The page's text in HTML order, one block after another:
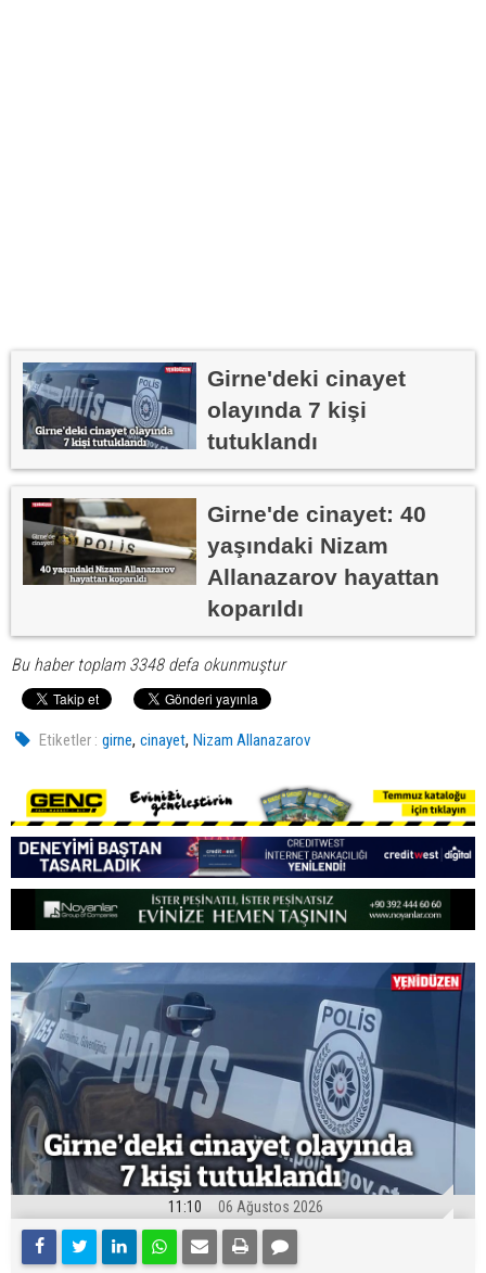
Girne'deki cinayet
olayında 7 kişi
tutuklandı
Girne'de cinayet: 40
yaşındaki Nizam
Allanazarov hayattan
koparıldı
Bu haber toplam 3348 defa okunmuştur
Etiketler : girne,cinayet,Nizam Allanazarov
11:10 06 Ağustos 2026